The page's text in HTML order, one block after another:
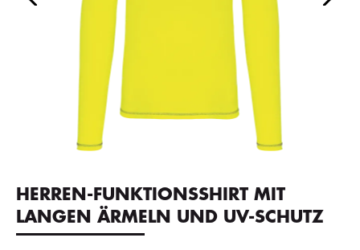
HERREN-FUNKTIONSSHIRT MIT
LANGEN ÄRMELN UND UV-SCHUTZ